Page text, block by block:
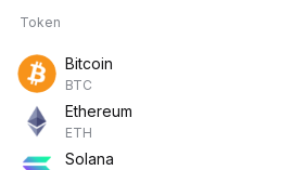
Token
Bitcoin
BTC
Ethereum
ETH
Solana